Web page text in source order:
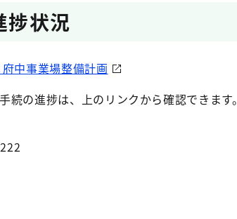
捗状況
中事業場整備計画
続の進捗は、上のリンクから確認できます。